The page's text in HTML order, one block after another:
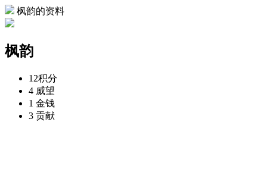
枫韵的资料
枫韵
12积分
4 威望
1 金钱
3 贡献